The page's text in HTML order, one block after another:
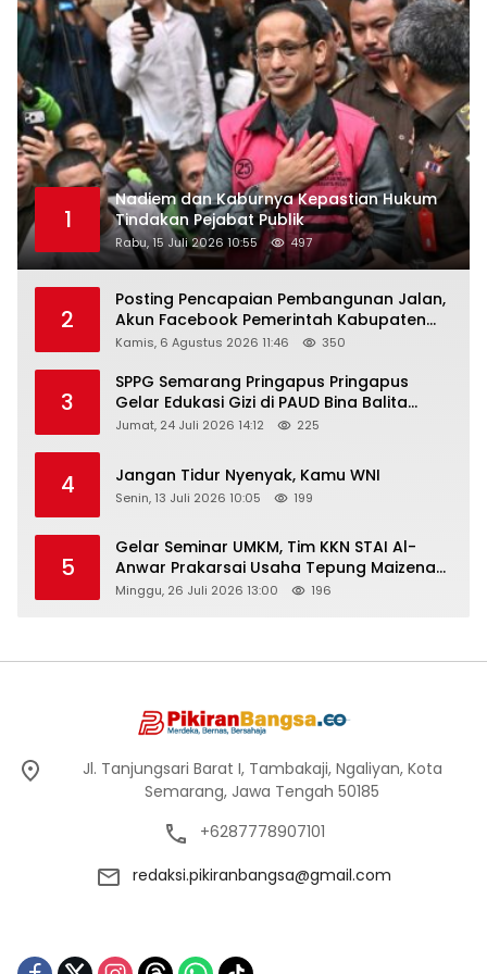
1
Nadiem dan Kaburnya Kepastian Hukum
Tindakan Pejabat Publik
Rabu, 15 Juli 2026 10:55 497
2
Posting Pencapaian Pembangunan Jalan,
Akun Facebook Pemerintah Kabupaten
Rembang “Dirujak” Warganet
Kamis, 6 Agustus 2026 11:46 350
3
SPPG Semarang Pringapus Pringapus
Gelar Edukasi Gizi di PAUD Bina Balita
Peringati Hari Anak Nasional 2026
Jumat, 24 Juli 2026 14:12 225
4 Jangan Tidur Nyenyak, Kamu WNI
Senin, 13 Juli 2026 10:05 199
5
Gelar Seminar UMKM, Tim KKN STAI Al-
Anwar Prakarsai Usaha Tepung Maizena
di Logung
Minggu, 26 Juli 2026 13:00 196
Jl. Tanjungsari Barat I, Tambakaji, Ngaliyan, Kota
Semarang, Jawa Tengah 50185
+6287778907101
redaksi.pikiranbangsa@gmail.com